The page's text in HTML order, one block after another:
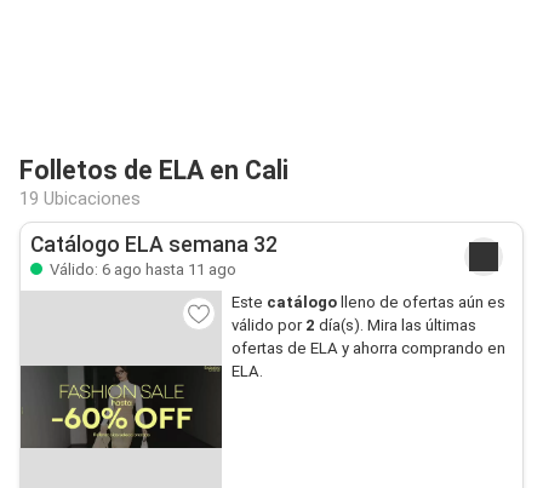
Folletos de ELA en Cali
19 Ubicaciones
Catálogo ELA semana 32
Válido: 6 ago hasta 11 ago
Este catálogolleno de ofertas aún es
válido por 2 día(s). Mira las últimas
ofertas de ELA y ahorra comprando en
ELA.